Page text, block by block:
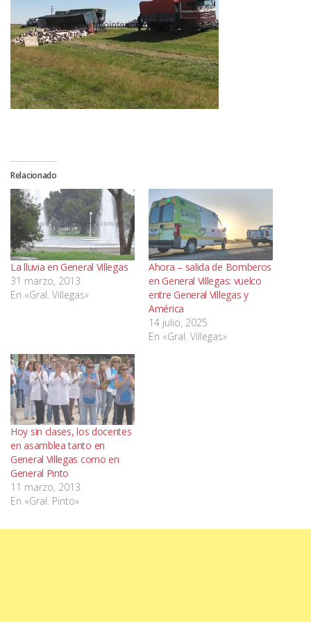
Relacionado
La lluvia en General Villegas
31 marzo, 2013
En «Gral. Villegas»
Ahora – salida de Bomberos
en General Villegas: vuelco
entre General Villegas y
América
14 julio, 2025
En «Gral. Villegas»
Hoy sin clases, los docentes
en asamblea tanto en
General Villegas como en
General Pinto
11 marzo, 2013
En «Gral. Pinto»